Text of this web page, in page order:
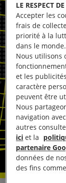
LE RESPECT
Accepter les
frais de
priorité à la
dans le monde.
Nous utilisons
et les
caractère
peuvent être
Nous
navigation
autres
ici et la
partenaire
données de
des fins